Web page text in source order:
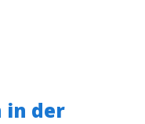
in der